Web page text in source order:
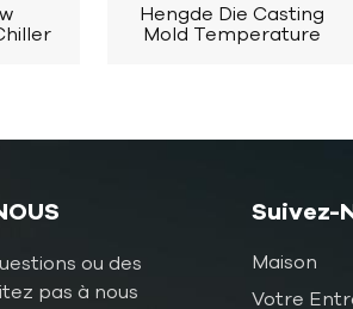
Hengde Die Casting
Mold Temperature
ou des
pas à nous
Suivez-
Maison
Votre